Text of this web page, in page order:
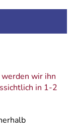
wir ihn
in 1-2